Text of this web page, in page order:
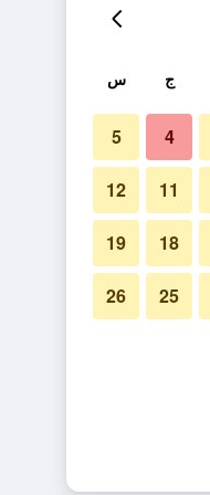
ج س
4
5
11
12
18
19
25
26